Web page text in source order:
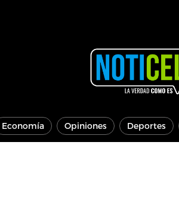
Economía Opiniones Deportes